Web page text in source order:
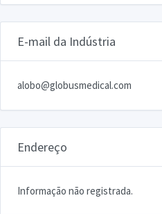
E-mail da Indústria
alobo@globusmedical.com
Endereço
Informação não registrada.